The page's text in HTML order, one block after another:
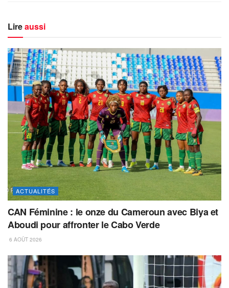
Lireaussi
ACTUALITÉS
CAN Féminine : le onze du Cameroun avec Biya et
Aboudi pour affronter le Cabo Verde
6 AOÛT 2026